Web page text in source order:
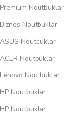
Premium Noutbuklar
Biznes Noutbuklar
ASUS Noutbuklar
ACER Noutbuklar
Lenovo Noutbuklar
HP Noutbuklar
HP Noutbuklar